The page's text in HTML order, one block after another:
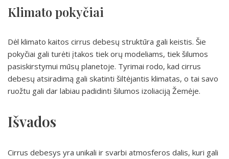
Klimato pokyčiai
Dėl klimato kaitos cirrus debesų struktūra gali keistis. Šie
pokyčiai gali turėti įtakos tiek orų modeliams, tiek šilumos
pasiskirstymui mūsų planetoje. Tyrimai rodo, kad cirrus
debesų atsiradimą gali skatinti šiltėjantis klimatas, o tai savo
ruožtu gali dar labiau padidinti šilumos izoliaciją Žemėje.
Išvados
Cirrus debesys yra unikali ir svarbi atmosferos dalis, kuri gali